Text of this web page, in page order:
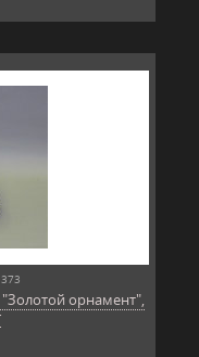
"Золотой орнамент",